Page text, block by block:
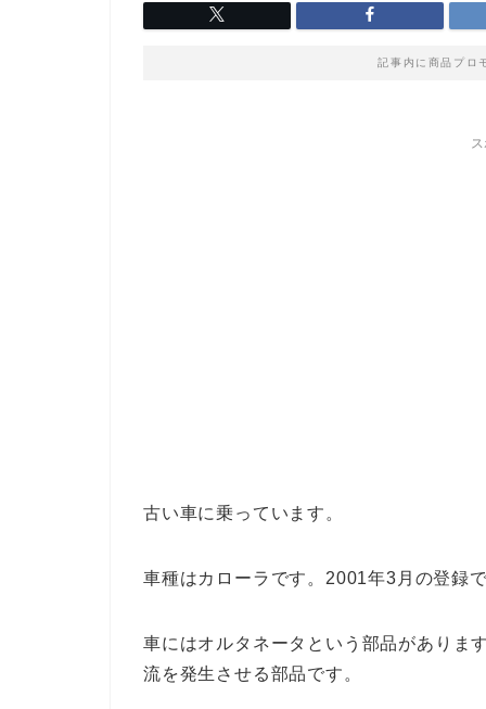
記事内に商品プロ
古い車に乗っています。
車種はカローラです。2001年3月の登録
車にはオルタネータという部品がありま
流を発生させる部品です。